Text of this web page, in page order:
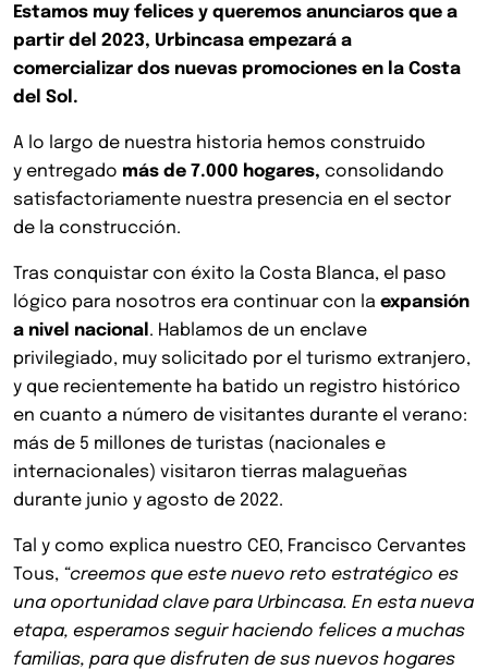
Estamos muy felices y queremos anunciaros que a
partir del 2023, Urbincasa empezará a
comercializar dos nuevas promociones en la Costa
del Sol.
A lo largo de nuestra historia hemos construido
y entregado más de 7.000 hogares, consolidando
satisfactoriamente nuestra presencia en el sector
de la construcción.
Tras conquistar con éxito la Costa Blanca, el paso
lógico para nosotros era continuar con la expansión
a nivel nacional . Hablamos de un enclave
privilegiado, muy solicitado por el turismo extranjero,
y que recientemente ha batido un registro histórico
en cuanto a número de visitantes durante el verano:
más de 5 millones de turistas (nacionales e
internacionales) visitaron tierras malagueñas
durante junio y agosto de 2022.
Tal y como explica nuestro CEO, Francisco Cervantes
Tous, “creemos que este nuevo reto estratégico es
una oportunidad clave para Urbincasa. En esta nueva
etapa, esperamos seguir haciendo felices a muchas
familias, para que disfruten de sus nuevos hogares